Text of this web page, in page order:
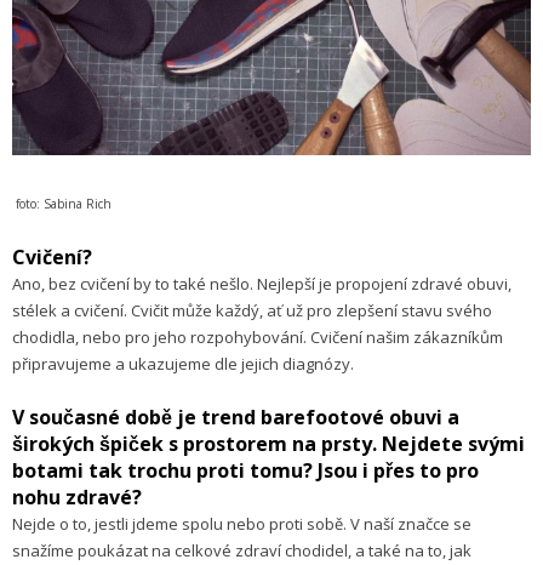
foto: Sabina Rich
Cvičení?
Ano, bez cvičení by to také nešlo. Nejlepší je propojení zdravé obuvi,
stélek a cvičení. Cvičit může každý, ať už pro zlepšení stavu svého
chodidla, nebo pro jeho rozpohybování. Cvičení našim zákazníkům
připravujeme a ukazujeme dle jejich diagnózy.
V současné době je trend barefootové obuvi a
širokých špiček s prostorem na prsty. Nejdete svými
botami tak trochu proti tomu? Jsou i přes to pro
nohu zdravé?
Nejde o to, jestli jdeme spolu nebo proti sobě. V naší značce se
snažíme poukázat na celkové zdraví chodidel, a také na to, jak